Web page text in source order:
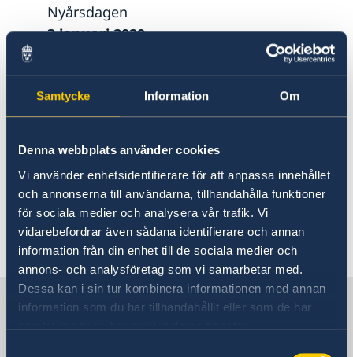
Samtycke Information Om
Denna webbplats använder cookies
Vi använder enhetsidentifierare för att anpassa innehållet
och annonserna till användarna, tillhandahålla funktioner
för sociala medier och analysera vår trafik. Vi
vidarebefordrar även sådana identifierare och annan
information från din enhet till de sociala medier och
annons- och analysföretag som vi samarbetar med.
Dessa kan i sin tur kombinera informationen med annan
information som du har tillhandahållit eller som de har
samlat in när du har använt deras tjänster.
Nyårsdagen
3 januari 2020
6 januari 2020
Lokal helgdag – rysk jul
7 januari 2020
Lokal helgdag – rysk jul
God Jul och Gott Nytt År!
Senast uppdaterad 19 dec. 2019, 16.23
Sverige i Ryssland, Moskva